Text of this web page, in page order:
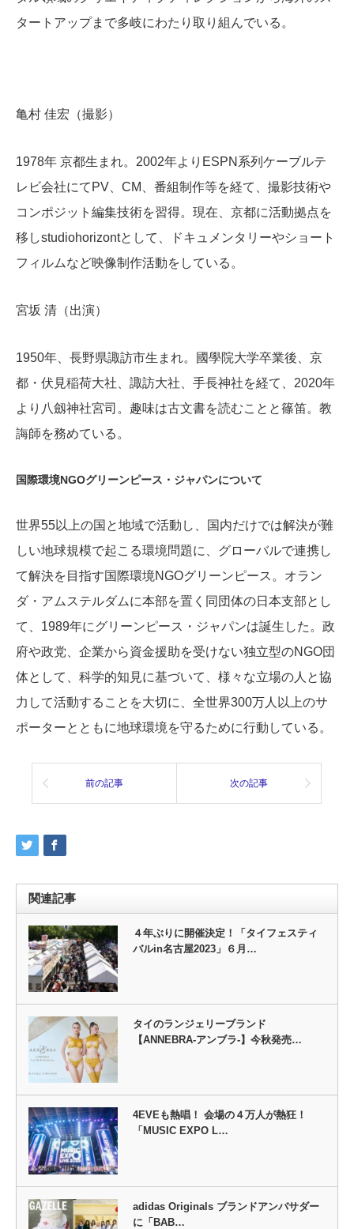
タートアップまで多岐にわたり取り組んでいる。
亀村 佳宏（撮影）
1978年 京都生まれ。2002年よりESPN系列ケーブルテ
レビ会社にてPV、CM、番組制作等を経て、撮影技術や
コンポジット編集技術を習得。現在、京都に活動拠点を
移しstudiohorizontとして、ドキュメンタリーやショート
フィルムなど映像制作活動をしている。
宮坂 清（出演）
1950年、長野県諏訪市生まれ。國學院大学卒業後、京
都・伏見稲荷大社、諏訪大社、手長神社を経て、2020年
より八劔神社宮司。趣味は古文書を読むことと篠笛。教
誨師を務めている。
国際環境NGOグリーンピース・ジャパンについて
世界55以上の国と地域で活動し、国内だけでは解決が難
しい地球規模で起こる環境問題に、グローバルで連携し
て解決を目指す国際環境NGOグリーンピース。オラン
ダ・アムステルダムに本部を置く同団体の日本支部とし
て、1989年にグリーンピース・ジャパンは誕生した。政
府や政党、企業から資金援助を受けない独立型のNGO団
体として、科学的知見に基づいて、様々な立場の人と協
力して活動することを大切に、全世界300万人以上のサ
ポーターとともに地球環境を守るために行動している。
前の記事 次の記事
関連記事
４年ぶりに開催決定！「タイフェスティ
バルin名古屋2023」６月…
タイのランジェリーブランド
【ANNEBRA-アンブラ-】今秋発売…
4EVEも熱唱！ 会場の４万人が熱狂！
「MUSIC EXPO L…
adidas Originals ブランドアンバサダー
に「BAB…